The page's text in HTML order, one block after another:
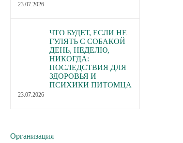
23.07.2026
ЧТО БУДЕТ, ЕСЛИ НЕ
ГУЛЯТЬ С СОБАКОЙ
ДЕНЬ, НЕДЕЛЮ,
НИКОГДА:
ПОСЛЕДСТВИЯ ДЛЯ
ЗДОРОВЬЯ И
ПСИХИКИ ПИТОМЦА
23.07.2026
Организация